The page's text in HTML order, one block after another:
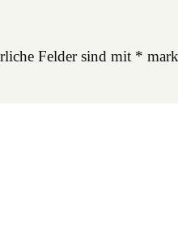
Felder sind mit *